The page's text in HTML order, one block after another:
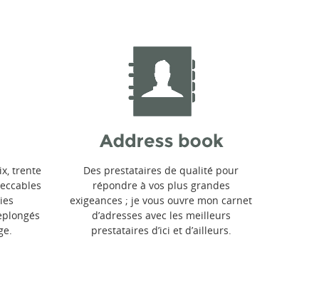
trente
Des prestataires de qualité pour
répondre à vos plus grandes
exigeances ; je vous ouvre mon carnet
d’adresses avec les meilleurs
prestataires d’ici et d’ailleurs.